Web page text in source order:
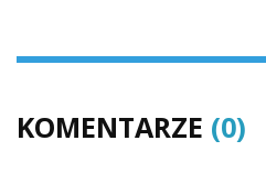
KOMENTARZE (0)